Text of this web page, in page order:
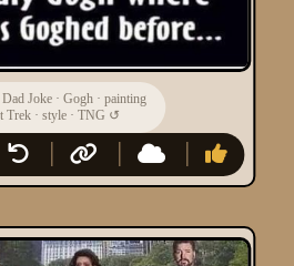
Dad Joke· Gogh· painting
Trek· style· TNG ↺